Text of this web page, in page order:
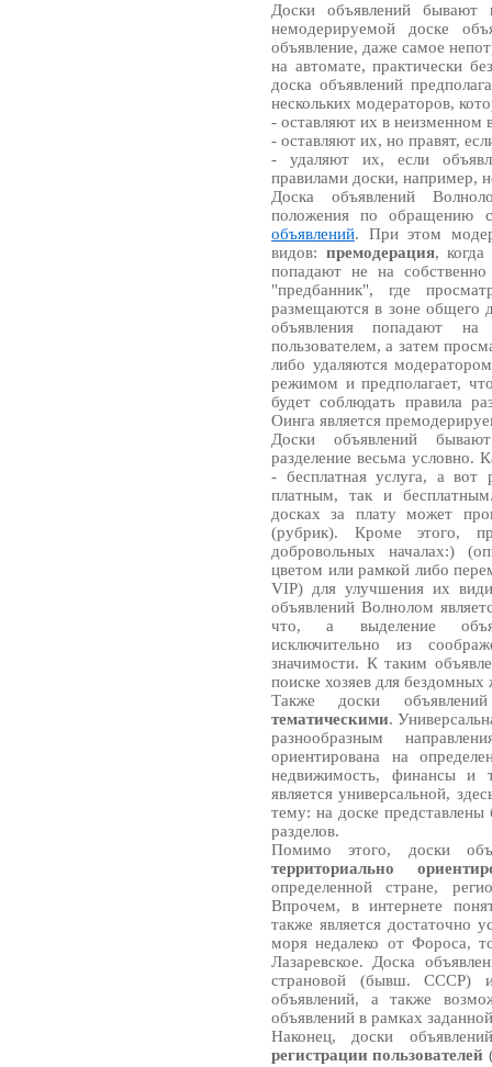
Доски объявлений бывают
немодерируемой доске
объявление, даже самое
на автомате, практически
доска объявлений
нескольких модераторов,
- оставляют их в неизменном
- оставляют их, но правят,
- удаляют их, если
правилами доски, например,
Доска объявлений
положения по
объявлений. При этом
видов: премодерация, когда
попадают не на
"предбанник", где
размещаются в зоне общего
объявления попадают
пользователем, а затем
либо удаляются
режимом и предполагает,
будет соблюдать правила
Оинга является
Доски объявлений
разделение весьма условно.
- бесплатная услуга, а вот
платным, так и
досках за плату может
(рубрик). Кроме этого,
добровольных началах:)
цветом или рамкой либо
VIP) для улучшения их
объявлений Волнолом
что, а выделение
исключительно из
значимости. К таким
поиске хозяев для
Также доски
тематическими.
разнообразным
ориентирована на
недвижимость, финансы и
является универсальной,
тему: на доске
разделов.
Помимо этого, доски
территориально
определенной стране,
Впрочем, в интернете
также является достаточно
моря недалеко от Фороса,
Лазаревское. Доска
страновой (бывш. СССР) и
объявлений, а также
объявлений в рамках
Наконец, доски
регистрации пользователей